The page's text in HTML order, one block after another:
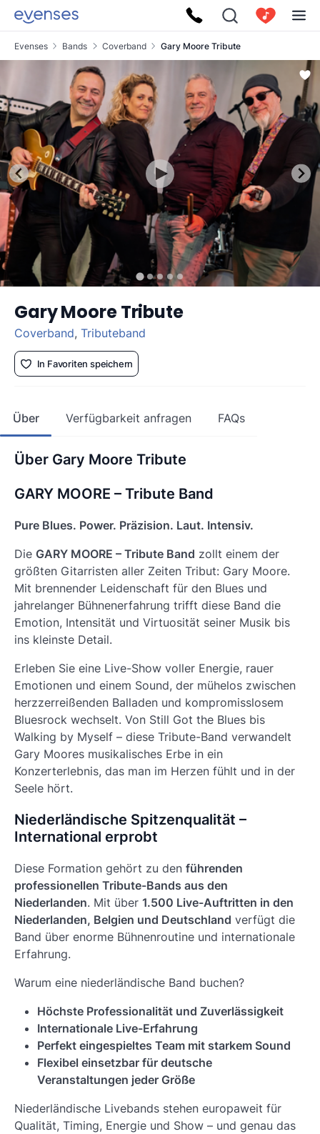
Evenses Bands Coverband Gary Moore Tribute
Gary Moore Tribute
Coverband, Tributeband
In Favoriten speichern
Über Verfügbarkeit anfragen FAQs
Über Gary Moore Tribute
GARY MOORE – Tribute Band
Pure Blues. Power. Präzision. Laut. Intensiv.
Die GARY MOORE – Tribute Band zollt einem der
größten Gitarristen aller Zeiten Tribut: Gary Moore.
Mit brennender Leidenschaft für den Blues und
jahrelanger Bühnenerfahrung trifft diese Band die
Emotion, Intensität und Virtuosität seiner Musik bis
ins kleinste Detail.
Erleben Sie eine Live-Show voller Energie, rauer
Emotionen und einem Sound, der mühelos zwischen
herzzerreißenden Balladen und kompromisslosem
Bluesrock wechselt. Von Still Got the Blues bis
Walking by Myself – diese Tribute-Band verwandelt
Gary Moores musikalisches Erbe in ein
Konzerterlebnis, das man im Herzen fühlt und in der
Seele hört.
Niederländische Spitzenqualität –
International erprobt
Diese Formation gehört zu den führenden
professionellen Tribute-Bands aus den
Niederlanden. Mit über 1.500 Live-Auftritten in den
Niederlanden, Belgien und Deutschland verfügt die
Band über enorme Bühnenroutine und internationale
Erfahrung.
Warum eine niederländische Band buchen?
Höchste Professionalität und Zuverlässigkeit
Internationale Live-Erfahrung
Perfekt eingespieltes Team mit starkem Sound
Flexibel einsetzbar für deutsche
Veranstaltungen jeder Größe
Niederländische Livebands stehen europaweit für
Qualität, Timing, Energie und Show – und genau das